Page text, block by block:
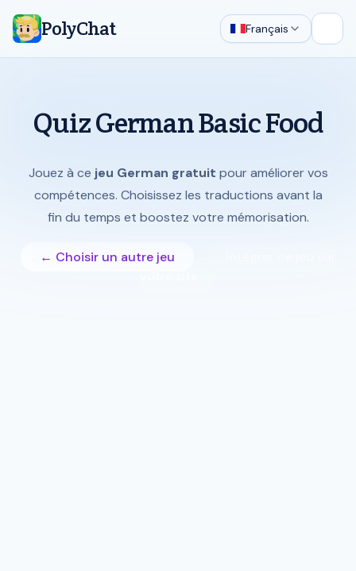
PolyChat Français
Quiz German Basic Food
Jouez à ce jeu German gratuit pour améliorer vos
compétences. Choisissez les traductions avant la
fin du temps et boostez votre mémorisation.
← Choisir un autre jeu